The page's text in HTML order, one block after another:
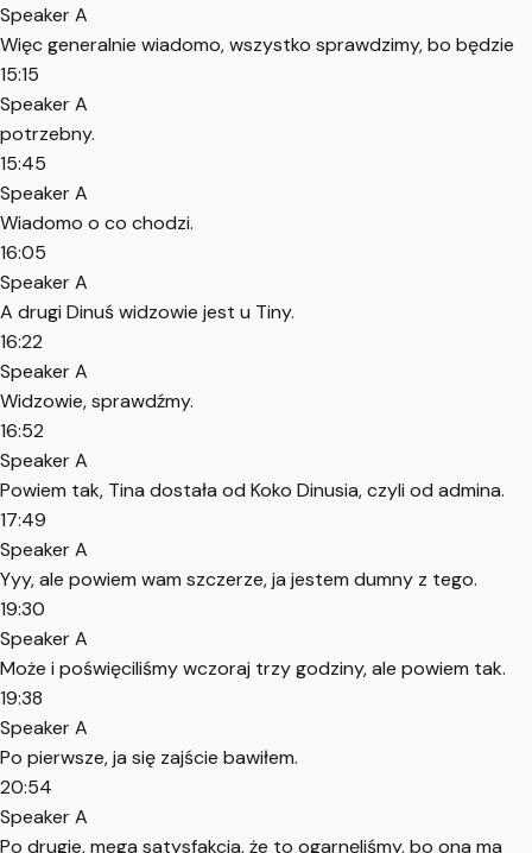
Speaker A
Więc generalnie wiadomo, wszystko sprawdzimy, bo będzie
15:15
Speaker A
potrzebny.
15:45
Speaker A
Wiadomo o co chodzi.
16:05
Speaker A
A drugi Dinuś widzowie jest u Tiny.
16:22
Speaker A
Widzowie, sprawdźmy.
16:52
Speaker A
Powiem tak, Tina dostała od Koko Dinusia, czyli od admina.
17:49
Speaker A
Yyy, ale powiem wam szczerze, ja jestem dumny z tego.
19:30
Speaker A
Może i poświęciliśmy wczoraj trzy godziny, ale powiem tak.
19:38
Speaker A
Po pierwsze, ja się zajście bawiłem.
20:54
Speaker A
Po drugie, mega satysfakcja, że to ogarnęliśmy, bo ona ma